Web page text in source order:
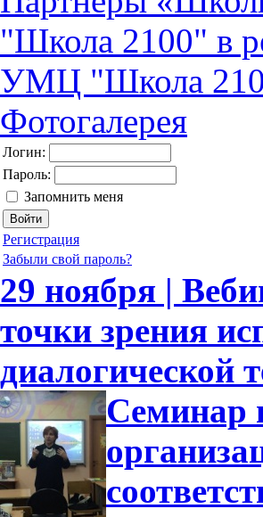
"Школа 2100" в
УМЦ "Школа
Фотогалерея
Логин:
Пароль:
Запомнить меня
Регистрация
Забыли свой пароль?
29 ноября |
точки зрения
диалогической
Семинар